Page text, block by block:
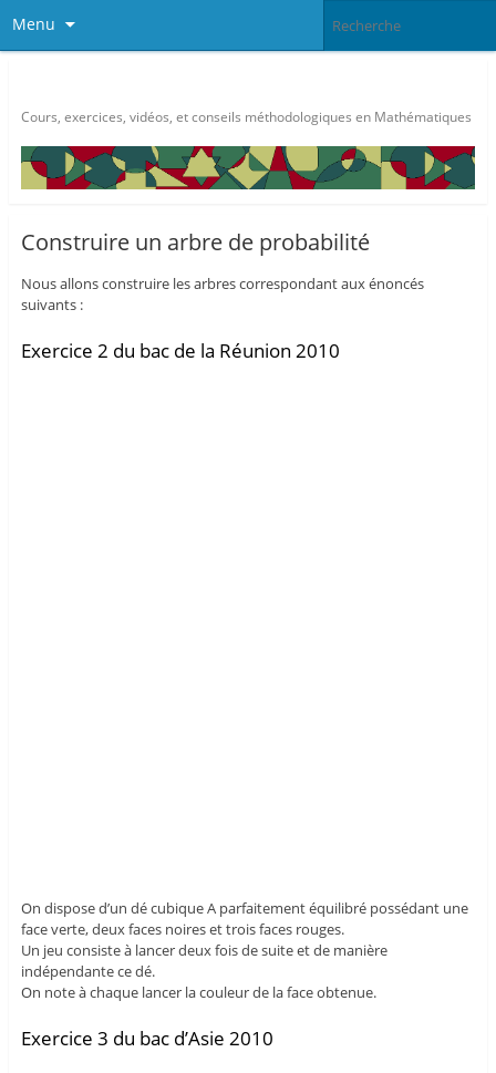
Menu
Cours, exercices, vidéos, et conseils méthodologiques en Mathématiques
Construire un arbre de probabilité
Nous allons construire les arbres correspondant aux énoncés
suivants :
Exercice 2 du bac de la Réunion 2010
On dispose d’un dé cubique A parfaitement équilibré possédant une
face verte, deux faces noires et trois faces rouges.
Un jeu consiste à lancer deux fois de suite et de manière
indépendante ce dé.
On note à chaque lancer la couleur de la face obtenue.
Exercice 3 du bac d’Asie 2010